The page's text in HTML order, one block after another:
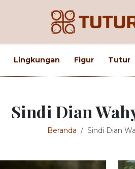
Lingkungan Figur Tutur
Sindi Dian
Beranda Sindi Dian